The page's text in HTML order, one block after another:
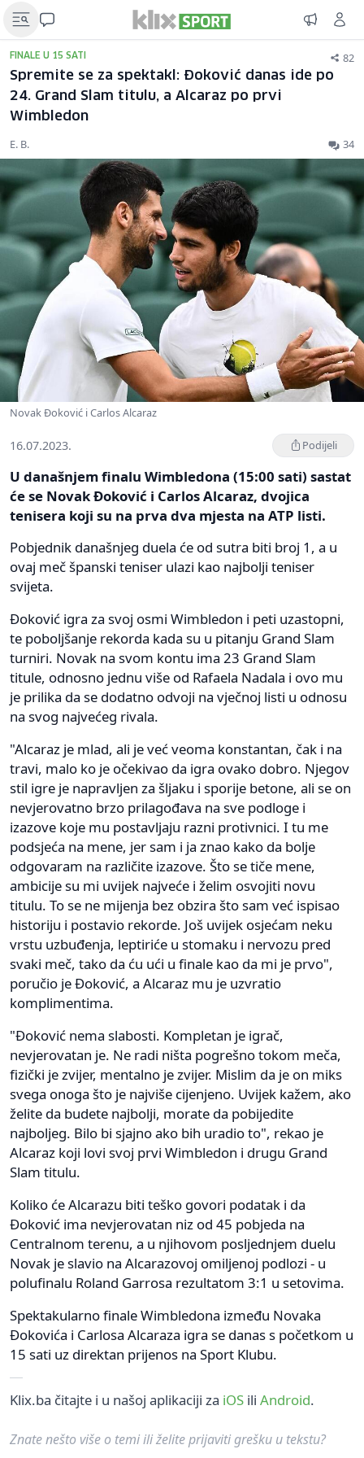
FINALE U 15 SATI 82
Spremite se za spektakl: Đoković danas ide po
24. Grand Slam titulu, a Alcaraz po prvi
Wimbledon
E. B. 34
Novak Đoković i Carlos Alcaraz
16.07.2023. Podijeli
U današnjem finalu Wimbledona (15:00 sati) sastat
će se Novak Đoković i Carlos Alcaraz, dvojica
tenisera koji su na prva dva mjesta na ATP listi.
Pobjednik današnjeg duela će od sutra biti broj 1, a u
ovaj meč španski teniser ulazi kao najbolji teniser
svijeta.
Đoković igra za svoj osmi Wimbledon i peti uzastopni,
te poboljšanje rekorda kada su u pitanju Grand Slam
turniri. Novak na svom kontu ima 23 Grand Slam
titule, odnosno jednu više od Rafaela Nadala i ovo mu
je prilika da se dodatno odvoji na vječnoj listi u odnosu
na svog najvećeg rivala.
"Alcaraz je mlad, ali je već veoma konstantan, čak i na
travi, malo ko je očekivao da igra ovako dobro. Njegov
stil igre je napravljen za šljaku i sporije betone, ali se on
nevjerovatno brzo prilagođava na sve podloge i
izazove koje mu postavljaju razni protivnici. I tu me
podsjeća na mene, jer sam i ja znao kako da bolje
odgovaram na različite izazove. Što se tiče mene,
ambicije su mi uvijek najveće i želim osvojiti novu
titulu. To se ne mijenja bez obzira što sam već ispisao
historiju i postavio rekorde. Još uvijek osjećam neku
vrstu uzbuđenja, leptiriće u stomaku i nervozu pred
svaki meč, tako da ću ući u finale kao da mi je prvo",
poručio je Đoković, a Alcaraz mu je uzvratio
komplimentima.
"Đoković nema slabosti. Kompletan je igrač,
nevjerovatan je. Ne radi ništa pogrešno tokom meča,
fizički je zvijer, mentalno je zvijer. Mislim da je on miks
svega onoga što je najviše cijenjeno. Uvijek kažem, ako
želite da budete najbolji, morate da pobijedite
najboljeg. Bilo bi sjajno ako bih uradio to", rekao je
Alcaraz koji lovi svoj prvi Wimbledon i drugu Grand
Slam titulu.
Koliko će Alcarazu biti teško govori podatak i da
Đoković ima nevjerovatan niz od 45 pobjeda na
Centralnom terenu, a u njihovom posljednjem duelu
Novak je slavio na Alcarazovoj omiljenoj podlozi - u
polufinalu Roland Garrosa rezultatom 3:1 u setovima.
Spektakularno finale Wimbledona između Novaka
Đokovića i Carlosa Alcaraza igra se danas s početkom u
15 sati uz direktan prijenos na Sport Klubu.
Klix.ba čitajte i u našoj aplikaciji za iOS ili Android.
Znate nešto više o temi ili želite prijaviti grešku u tekstu?